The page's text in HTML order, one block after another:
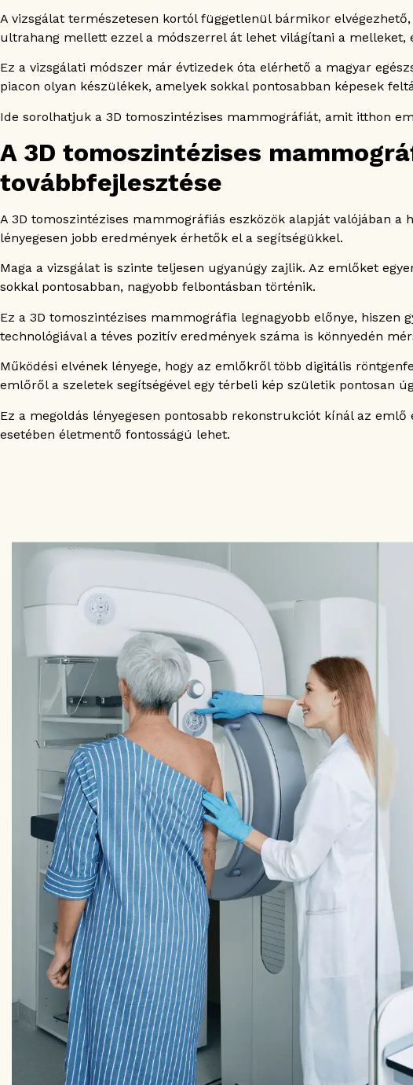
Kinek ajánlott elsősorban a 3D tomoszintézises mammográfia?
Mit jelent a sűrű emlőállomány?
Mit jelent, ha további vizsgálatot javasolnak a mammográfia
Minden emlődaganat kimutatható mammográfiával?
Csak panasz esetén érdemes mammográfiára menni?
A vizsgálat természetesen kortól függetlenül bármikor
ultrahang mellett ezzel a módszerrel át lehet világítani a melleket,
Ez a vizsgálati módszer már évtizedek óta elérhető a magyar
piacon olyan készülékek, amelyek sokkal pontosabban képesek
Ide sorolhatjuk a 3D tomoszintézises mammográfiát, amit itthon
A 3D tomoszintézises
továbbfejlesztése
A 3D tomoszintézises mammográfiás eszközök alapját valójában
lényegesen jobb eredmények érhetők el a segítségükkel.
Maga a vizsgálat is szinte teljesen ugyanúgy zajlik. Az emlőket
sokkal pontosabban, nagyobb felbontásban történik.
Ez a 3D tomoszintézises mammográfia legnagyobb előnye,
technológiával a téves pozitív eredmények száma is könnyedén
Működési elvének lényege, hogy az emlőkről több digitális
emlőről a szeletek segítségével egy térbeli kép születik pontosan
Ez a megoldás lényegesen pontosabb rekonstrukciót kínál az
esetében életmentő fontosságú lehet.